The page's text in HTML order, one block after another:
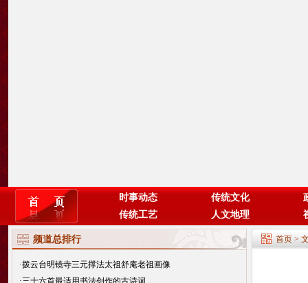
时事动态 传统文化
传统工艺
人文地理
频道总排行
·拨云台明镜寺三元撑法太祖舒庵老祖画像
·三十六首最适用书法创作的古诗词
首页>